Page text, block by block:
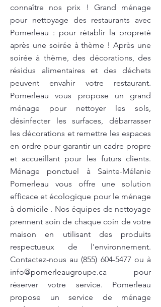
connaître nos prix ! Grand ménage
pour nettoyage des restaurants avec
Pomerleau : pour rétablir la propreté
après une soirée à thème ! Après une
soirée à thème, des décorations, des
résidus alimentaires et des déchets
peuvent envahir votre restaurant.
Pomerleau vous propose un grand
ménage pour nettoyer les sols,
désinfecter les surfaces, débarrasser
les décorations et remettre les espaces
en ordre pour garantir un cadre propre
et accueillant pour les futurs clients.
Ménage ponctuel à Sainte-Mélanie
Pomerleau vous offre une solution
efficace et écologique pour le ménage
à domicile . Nos équipes de nettoyage
prennent soin de chaque coin de votre
maison en utilisant des produits
respectueux de l'environnement.
Contactez-nous au (855) 604-5477 ou à
info@pomerleaugroupe.ca pour
réserver votre service. Pomerleau
propose un service de ménage